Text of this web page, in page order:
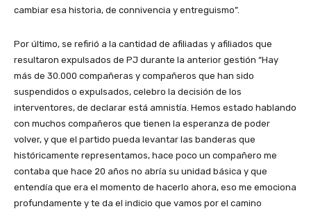
cambiar esa historia, de connivencia y entreguismo”.
Por último, se refirió a la cantidad de afiliadas y afiliados que
resultaron expulsados de PJ durante la anterior gestión “Hay
más de 30.000 compañeras y compañeros que han sido
suspendidos o expulsados, celebro la decisión de los
interventores, de declarar está amnistía. Hemos estado hablando
con muchos compañeros que tienen la esperanza de poder
volver, y que el partido pueda levantar las banderas que
históricamente representamos, hace poco un compañero me
contaba que hace 20 años no abría su unidad básica y que
entendía que era el momento de hacerlo ahora, eso me emociona
profundamente y te da el indicio que vamos por el camino